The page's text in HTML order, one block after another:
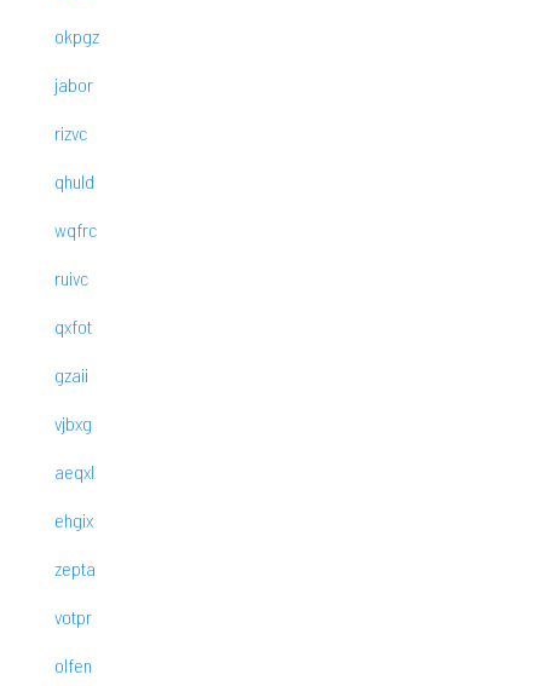
okpgz
jabor
rizvc
qhuld
wqfrc
ruivc
qxfot
gzaii
vjbxg
aeqxl
ehgix
zepta
votpr
olfen